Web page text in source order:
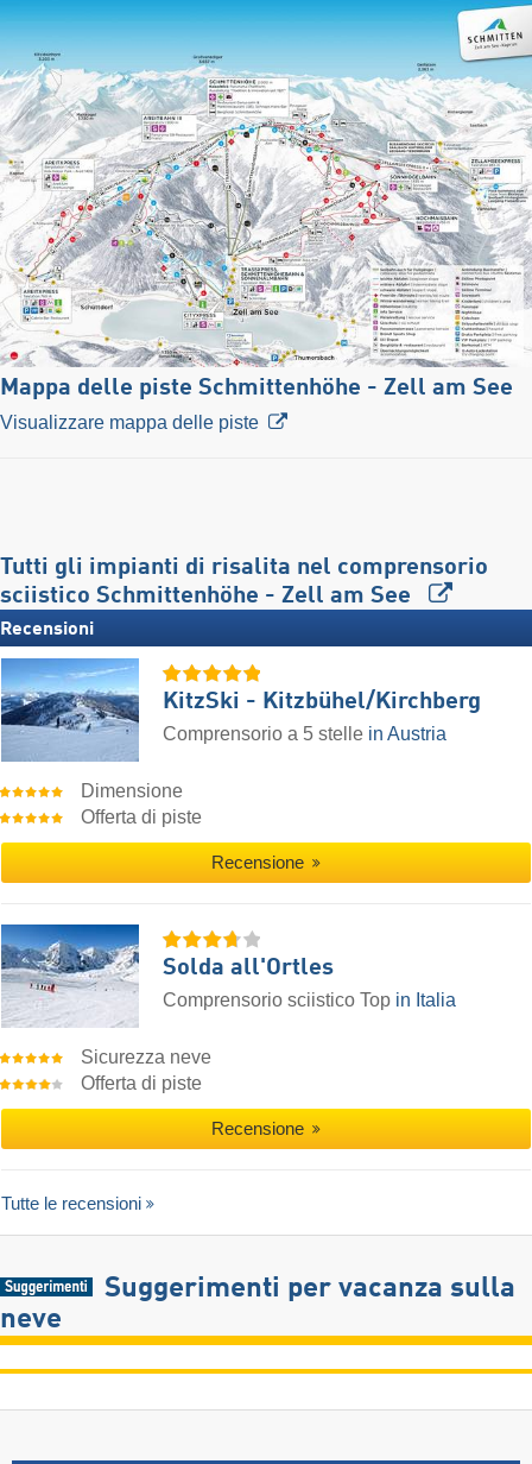
Mappa delle piste Schmittenhöhe - Zell am See
Visualizzare mappa delle piste
Tutti gli impianti di risalita nel comprensorio
sciistico Schmittenhöhe - Zell am See
Recensioni
KitzSki - Kitzbühel/​Kirchberg
Comprensorio a 5 stelle in Austria
Dimensione
Offerta di piste
Recensione
Solda all'Ortles
Comprensorio sciistico Top in Italia
Sicurezza neve
Offerta di piste
Recensione
Tutte le recensioni
Suggerimenti per vacanza sulla
neve